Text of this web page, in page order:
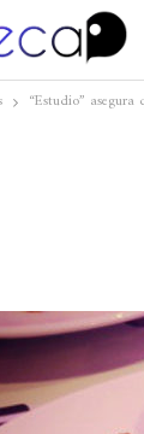
“Estudio”